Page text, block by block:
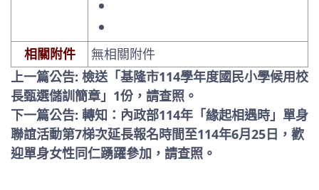
相關附件
無相關附件
上一篇公告: 檢送「基隆市114學年度國民小學候用校
長甄選儲訓簡章」1份，請查照。
下一篇公告: 轉知：內政部114年「緣起相遇時」單身
聯誼活動第7梯次延長報名時間至114年6月25日，歡
迎單身女性同仁踴躍參加，請查照。